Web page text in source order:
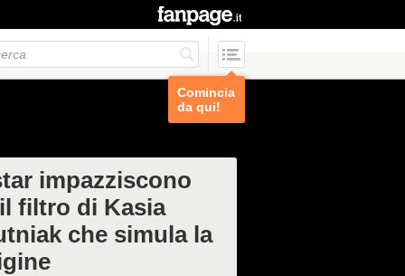
Comincia
da qui!
impazziscono
filtro di Kasia
che simula la